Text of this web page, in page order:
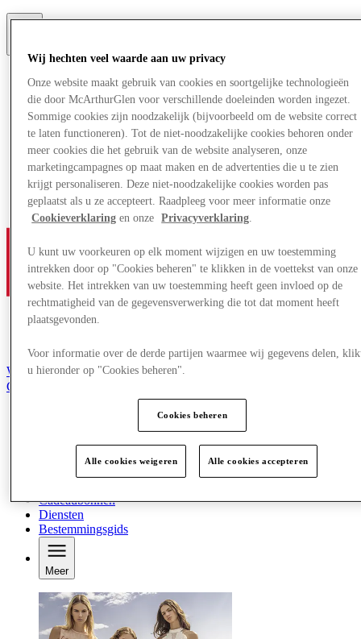
Word lid van de Club
Gered,
Aanbiedingen
Plan je bezoek
Cadeaubonnen
Diensten
Bestemmingsgids
Meer
Wij hechten veel waarde aan uw privacy
Onze website maakt gebruik van cookies en soortgelijke technologieën
die door McArthurGlen voor verschillende doeleinden worden ingezet.
Sommige cookies zijn noodzakelijk (bijvoorbeeld om de website correct
te laten functioneren). Tot de niet-noodzakelijke cookies behoren onder
meer cookies die het gebruik van de website analyseren, onze
marketingcampagnes op maat maken en de advertenties die u te zien
krijgt personaliseren. Deze niet-noodzakelijke cookies worden pas
geplaatst als u ze accepteert. Raadpleeg voor meer informatie onze
Cookieverklaring en onze Privacyverklaring
U kunt uw voorkeuren op elk moment wijzigen en uw toestemming
intrekken door op "Cookies beheren" te klikken in de voettekst van onze
website. Het intrekken van uw toestemming heeft geen invloed op de
rechtmatigheid van de gegevensverwerking die tot dat moment heeft
plaatsgevonden.
Voor informatie over de derde partijen waarmee wij gegevens delen,
u hieronder op "Cookies beheren".
Cookies beheren
Alle cookies weigeren Alle cookies accepteren